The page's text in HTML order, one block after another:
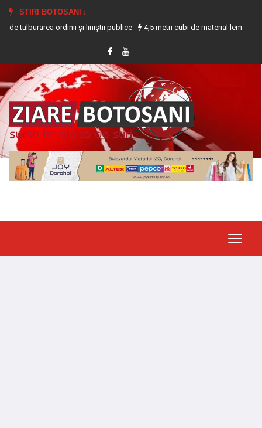
STIRI BOTOSANI :
ordinii și liniștii publice
4,5 metri cubi de material lemnos confiscat